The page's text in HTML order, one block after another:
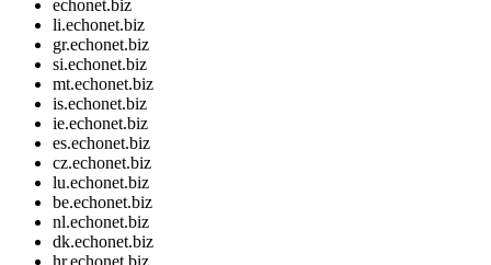
echonet.biz
li.echonet.biz
gr.echonet.biz
si.echonet.biz
mt.echonet.biz
is.echonet.biz
ie.echonet.biz
es.echonet.biz
cz.echonet.biz
lu.echonet.biz
be.echonet.biz
nl.echonet.biz
dk.echonet.biz
hr.echonet.biz